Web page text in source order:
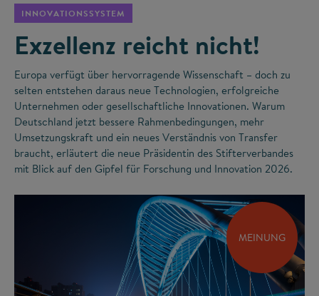
INNOVATIONSSYSTEM
Exzellenz reicht nicht!
Europa verfügt über hervorragende Wissenschaft – doch zu
selten entstehen daraus neue Technologien, erfolgreiche
Unternehmen oder gesellschaftliche Innovationen. Warum
Deutschland jetzt bessere Rahmenbedingungen, mehr
Umsetzungskraft und ein neues Verständnis von Transfer
braucht, erläutert die neue Präsidentin des Stifterverbandes
mit Blick auf den Gipfel für Forschung und Innovation 2026.
MEINUNG